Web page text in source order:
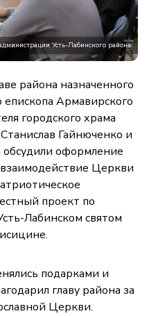
Усть-Лабинского района
района назначенного
Армавирского
городского храма
Гайнюченко и
обсудили оформление
Церкви
проект по
Лабинском святом
подарками и
главу района за
Церкви.